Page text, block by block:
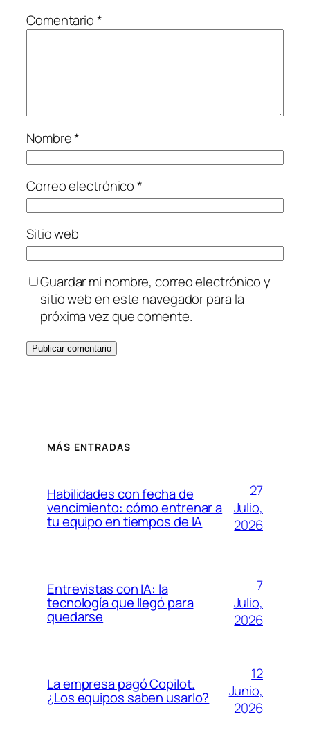
Comentario*
Nombre*
Correo electrónico*
Sitio web
Guardar mi nombre, correo electrónico y
sitio web en este navegador para la
próxima vez que comente.
MÁS ENTRADAS
Habilidades con fecha de
vencimiento: cómo entrenar a
tu equipo en tiempos de IA
27
Julio,
2026
Entrevistas con IA: la
tecnología que llegó para
quedarse
7
Julio,
2026
La empresa pagó Copilot.
¿Los equipos saben usarlo?
12
Junio,
2026